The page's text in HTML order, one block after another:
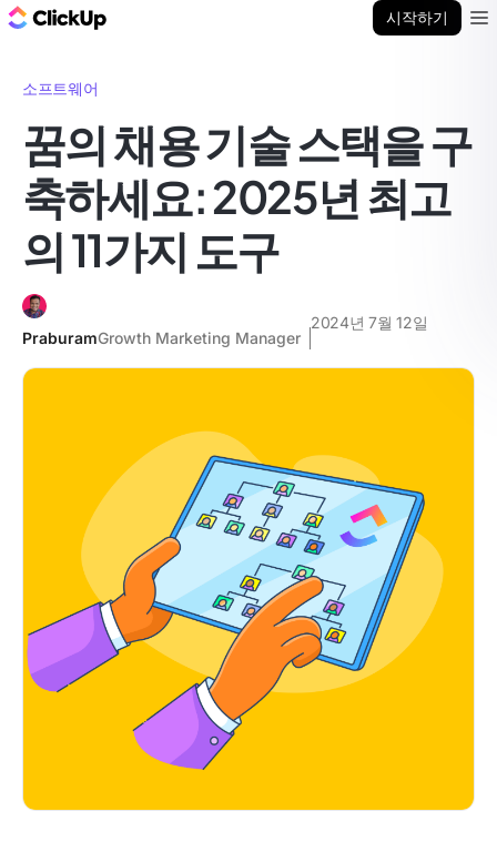
시작하기
소프트웨어
꿈의 채용 기술 스택을 구
축하세요: 2025년 최고
의 11가지 도구
PraburamGrowth Marketing Manager
2024년 7월 12일